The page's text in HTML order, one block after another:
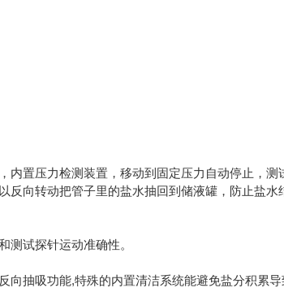
置压力检测装置，移动到固定压力自动停止，测
向转动把管子里的盐水抽回到储液罐，防止盐水
测试探针运动准确性。
抽吸功能,特殊的内置清洁系统能避免盐分积累导